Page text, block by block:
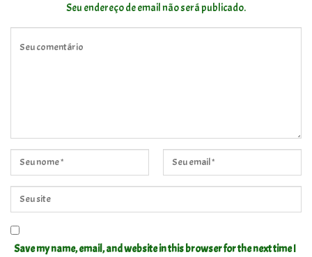
Seu endereço de email não será publicado.
Save my name, email, and website in this browser for the next time I